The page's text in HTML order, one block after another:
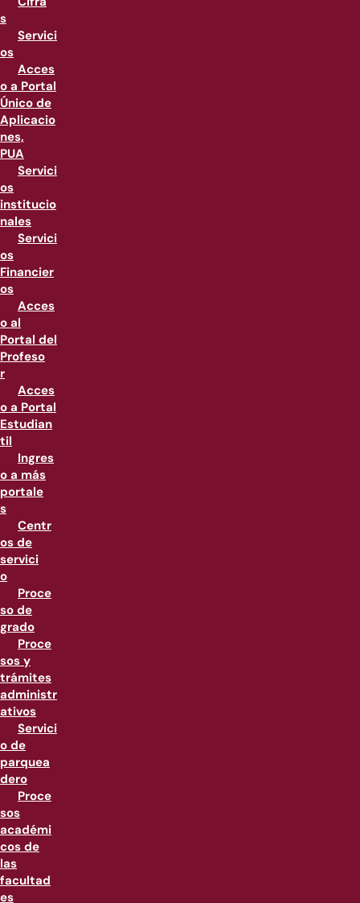
s
Servici
os
Acces
o a Portal
Único de
Aplicacio
nes,
PUA
Servici
os
institucio
nales
Servici
os
Financier
os
Acces
o al
Portal del
Profeso
r
Acces
o a Portal
Estudian
til
Ingres
o a más
portale
s
Centr
os de
servici
o
Proce
so de
grado
Proce
sos y
trámites
administr
ativos
Servici
o de
parquea
dero
Proce
sos
académi
cos de
las
facultad
es